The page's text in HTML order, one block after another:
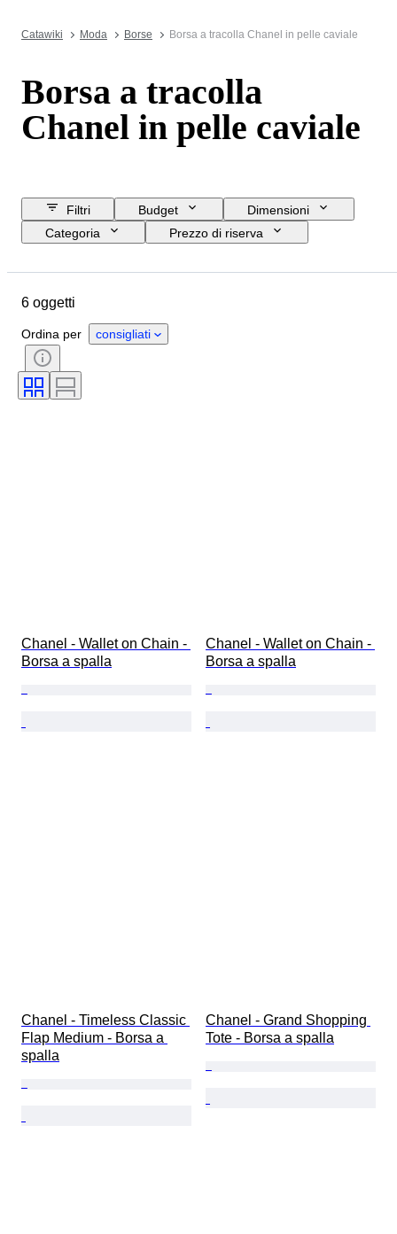
Catawiki Moda Borse Borsa a tracolla Chanel in pelle caviale
Borsa a tracolla
Chanel in pelle caviale
Filtri Budget
Dimensioni
Categoria
Prezzo di riserva
Condizioni
Accessori inclusi
Modello
6 oggetti
Ordina per consigliati
Chanel - Wallet on Chain -
Borsa a spalla
Chanel - Wallet on Chain -
Borsa a spalla
Chanel - Timeless Classic
Flap Medium - Borsa a
spalla
Chanel - Grand Shopping
Tote - Borsa a spalla